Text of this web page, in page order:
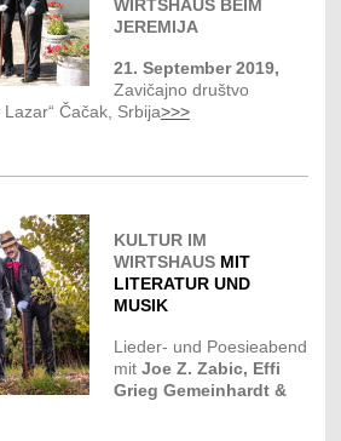
WIRTSHAUS BEIM
JEREMIJA
21. September 2019,
Zavičajno društvo
Lazar“ Čačak, Srbija>>>
KULTUR IM
WIRTSHAUS MIT
LITERATUR UND
MUSIK
Lieder- und Poesieabend
mit Joe Z. Zabic, Effi
Grieg Gemeinhardt &